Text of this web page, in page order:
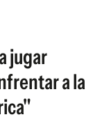
jugar
a la